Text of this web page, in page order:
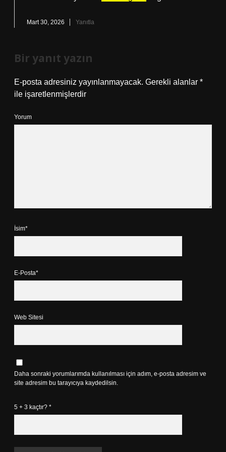
Mart 30, 2026 Yanıtla
Bir yanıt yazın
E-posta adresiniz yayınlanmayacak. Gerekli alanlar *
ile işaretlenmişlerdir
Yorum
İsim*
E-Posta*
Web Sitesi
Daha sonraki yorumlarımda kullanılması için adım, e-posta adresim ve
site adresim bu tarayıcıya kaydedilsin.
5 + 3 kaçtır? *